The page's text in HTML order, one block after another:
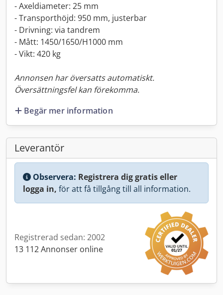
- Axeldiameter: 25 mm
- Transporthöjd: 950 mm, justerbar
- Drivning: via tandrem
- Mått: 1450/1650/H1000 mm
- Vikt: 420 kg
Annonsen har översatts automatiskt.
Översättningsfel kan förekomma.
Begär mer information
Leverantör
Observera: Registrera dig gratis eller
logga in, för att få tillgång till all information.
Registrerad sedan: 2002
13 112 Annonser online